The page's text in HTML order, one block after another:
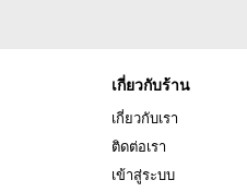
เกี่ยวกับร้าน
เกี่ยวกับเรา
ติดต่อเรา
เข้าสู่ระบบ